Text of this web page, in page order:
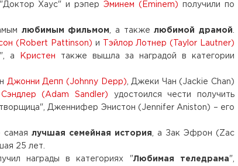
"Доктор Хаус" и рэперЭминем (Eminem) получили по
любимым фильмом , а такжелюбимой драмой
(Robert Pattinson) и
Тэйлор Лотнер (Taylor Lautner)
", а Кристен также вышла за наградой в категории
Джонни Депп (Johnny Depp) , Джеки Чан (Jackie Chan)
(Adam Sandler) удостоился чести получить
Дженнифер Энистон (Jennifer Aniston) – его
самая лучшая семейная история , а Зак Эфрон (Zac
25 лет.
награды в категориях "Любимая теледрама",